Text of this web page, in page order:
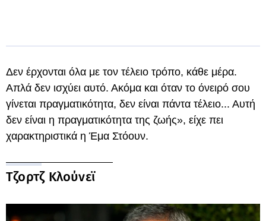
Δεν έρχονται όλα με τον τέλειο τρόπο, κάθε μέρα.
Απλά δεν ισχύει αυτό. Ακόμα και όταν το όνειρό σου
γίνεται πραγματικότητα, δεν είναι πάντα τέλειο... Αυτή
δεν είναι η πραγματικότητα της ζωής», είχε πει
χαρακτηριστικά η Έμα Στόουν.
Τζορτζ Κλούνεϊ